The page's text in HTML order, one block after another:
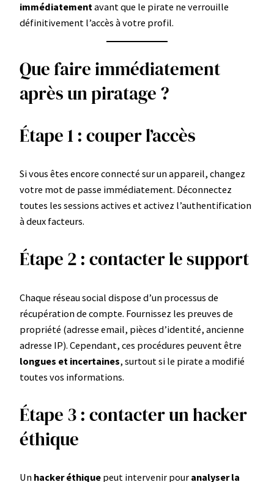
immédiatementavant que le pirate ne verrouille
définitivement l’accès à votre profil.
Que faire immédiatement
après un piratage ?
Étape 1 : couper l’accès
Si vous êtes encore connecté sur un appareil, changez
votre mot de passe immédiatement. Déconnectez
toutes les sessions actives et activez l’authentification
à deux facteurs.
Étape 2 : contacter le support
Chaque réseau social dispose d’un processus de
récupération de compte. Fournissez les preuves de
propriété (adresse email, pièces d’identité, ancienne
adresse IP). Cependant, ces procédures peuvent être
longues et incertaines, surtout si le pirate a modifié
toutes vos informations.
Étape 3 : contacter un hacker
éthique
Un hacker éthique peut intervenir pour analyser la